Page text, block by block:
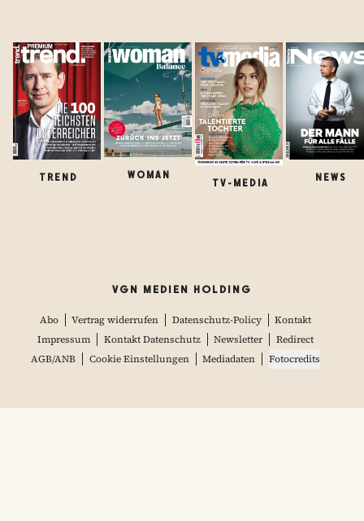
TREND WOMAN
TV-MEDIA
NEWS
VGN MEDIEN HOLDING
Abo Vertrag widerrufen Datenschutz-Policy
Kontakt
Impressum
Kontakt Datenschutz Newsletter
Redirect
AGB/ANB
Cookie Einstellungen Mediadaten Fotocredits